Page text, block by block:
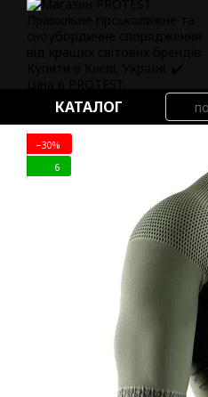
Перейти до основного контенту
КАТАЛОГ
−30%
6